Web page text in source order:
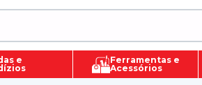
e
Ferramentas e
Acessórios